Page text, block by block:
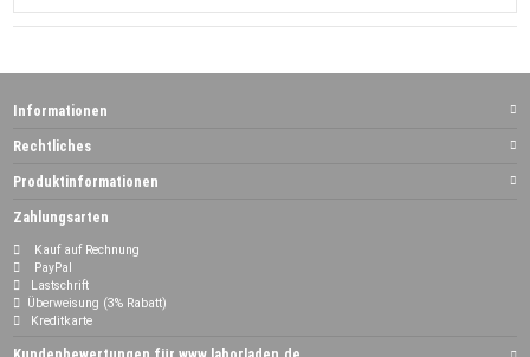
Informationen
Rechtliches
Produktinformationen
Zahlungsarten
Kauf auf Rechnung
PayPal
Lastschrift
Überweisung (3% Rabatt)
Kreditkarte